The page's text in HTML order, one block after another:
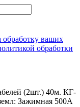
обработку ваших
обработки
(2шт.) 40м. КГ-
Зажимная 500А